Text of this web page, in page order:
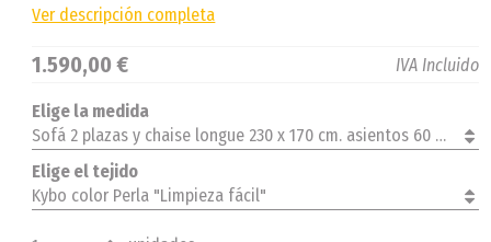
Ver descripción completa
1.590,00 € IVA Incluido
Elige la medida
Sofá 2 plazas y chaise longue 230 x 170 cm. asientos 60 cm. derecha
Elige el tejido
Kybo color Perla "Limpieza fácil"